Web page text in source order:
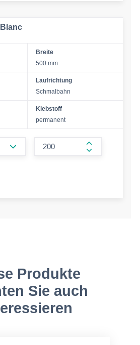
Breite
500 mm
Laufrichtung
Schmalbahn
Klebstoff
permanent
form.increase-
Produkte
Sie auch